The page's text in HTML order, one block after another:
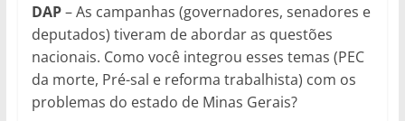
DAP– As campanhas (governadores, senadores e
deputados) tiveram de abordar as questões
nacionais. Como você integrou esses temas (PEC
da morte, Pré-sal e reforma trabalhista) com os
problemas do estado de Minas Gerais?